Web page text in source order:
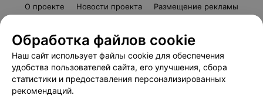
О проекте Новости проекта
Размещение рекламы
Пользовательское соглашение
Способы оплаты
Вакансии
Партнеры
Написать руководителю 103.by
Обработка файлов cookie
Наш сайт использует файлы cookie для обеспечения
удобства пользователей сайта, его улучшения, сбора
статистики и предоставления персонализированных
рекомендаций.